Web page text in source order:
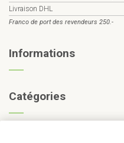
Livraison DHL
Franco de port des revendeurs 250.-
Informations
Catégories